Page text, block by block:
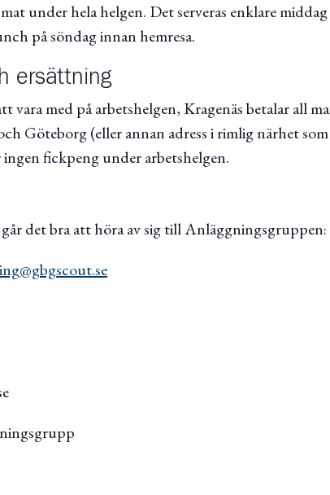
under hela helgen. Det serveras enklare
på söndag innan hemresa.
ersättning
vara med på arbetshelgen, Kragenäs betalar all
Göteborg (eller annan adress i rimlig närhet
fickpeng under arbetshelgen.
det bra att höra av sig till Anläggningsgruppen: